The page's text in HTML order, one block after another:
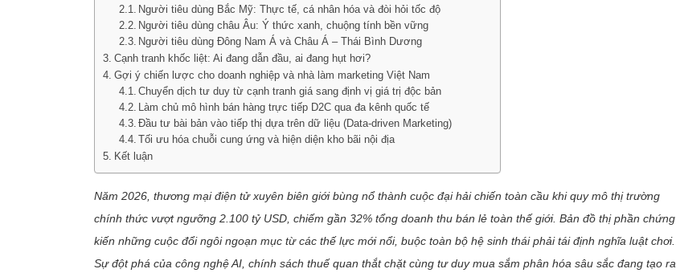
Người tiêu dùng Bắc Mỹ: Thực tế, cá nhân hóa và đòi hỏi tốc độ
Người tiêu dùng châu Âu: Ý thức xanh, chuộng tính bền vững
Người tiêu dùng Đông Nam Á và Châu Á – Thái Bình Dương
Cạnh tranh khốc liệt: Ai đang dẫn đầu, ai đang hụt hơi?
Gợi ý chiến lược cho doanh nghiệp và nhà làm marketing Việt Nam
Chuyển dịch tư duy từ cạnh tranh giá sang định vị giá trị độc bản
Làm chủ mô hình bán hàng trực tiếp D2C qua đa kênh quốc tế
Đầu tư bài bản vào tiếp thị dựa trên dữ liệu (Data-driven Marketing)
Tối ưu hóa chuỗi cung ứng và hiện diện kho bãi nội địa
Kết luận
Năm 2026, thương mại điện tử xuyên biên giới bùng nổ thành cuộc đại hải chiến toàn cầu khi quy mô thị trường
chính thức vượt ngưỡng 2.100 tỷ USD, chiếm gần 32% tổng doanh thu bán lẻ toàn thế giới. Bản đồ thị phần chứng
kiến những cuộc đổi ngôi ngoạn mục từ các thế lực mới nổi, buộc toàn bộ hệ sinh thái phải tái định nghĩa luật chơi.
Sự đột phá của công nghệ AI, chính sách thuế quan thắt chặt cùng tư duy mua sắm phân hóa sâu sắc đang tạo ra